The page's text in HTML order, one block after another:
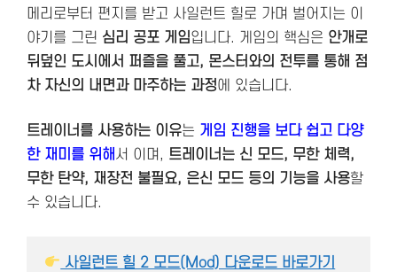
메리로부터 편지를 받고 사일런트 힐로 가며 벌어지는 이
야기를 그린 심리 공포 게임입니다. 게임의 핵심은 안개로
뒤덮인 도시에서 퍼즐을 풀고, 몬스터와의 전투를 통해 점
차 자신의 내면과 마주하는 과정에 있습니다.
트레이너를 사용하는 이유는 게임 진행을 보다 쉽고 다양
한 재미를 위해서 이며, 트레이너는 신 모드, 무한 체력,
무한 탄약, 재장전 불필요, 은신 모드 등의 기능을 사용할
수 있습니다.
사일런트 힐 2 모드(Mod) 다운로드 바로가기